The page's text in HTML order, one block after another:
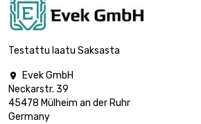
Testattu laatu Saksasta

Evek GmbH
Neckarstr. 39
45478 Mülheim an der Ruhr
Germany